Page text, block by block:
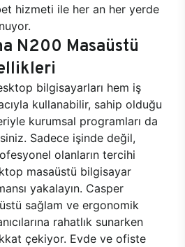
hizmeti ile her an her yerde
N200 Masaüstü
bilgisayarları hem iş
kullanabilir, sahip olduğu
kurumsal programları da
Sadece işinde değil,
olanların tercihi
masaüstü bilgisayar
yakalayın. Casper
sağlam ve ergonomik
rahatlık sunarken
çekiyor. Evde ve ofiste